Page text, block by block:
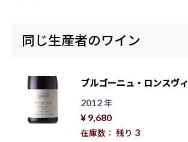
同じ生産者のワイン
ブルゴーニュ・ロンスヴィ
2012年
¥ 9,680
在庫数： 残り 3